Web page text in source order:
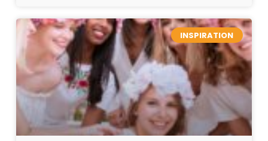
INSPIRATION